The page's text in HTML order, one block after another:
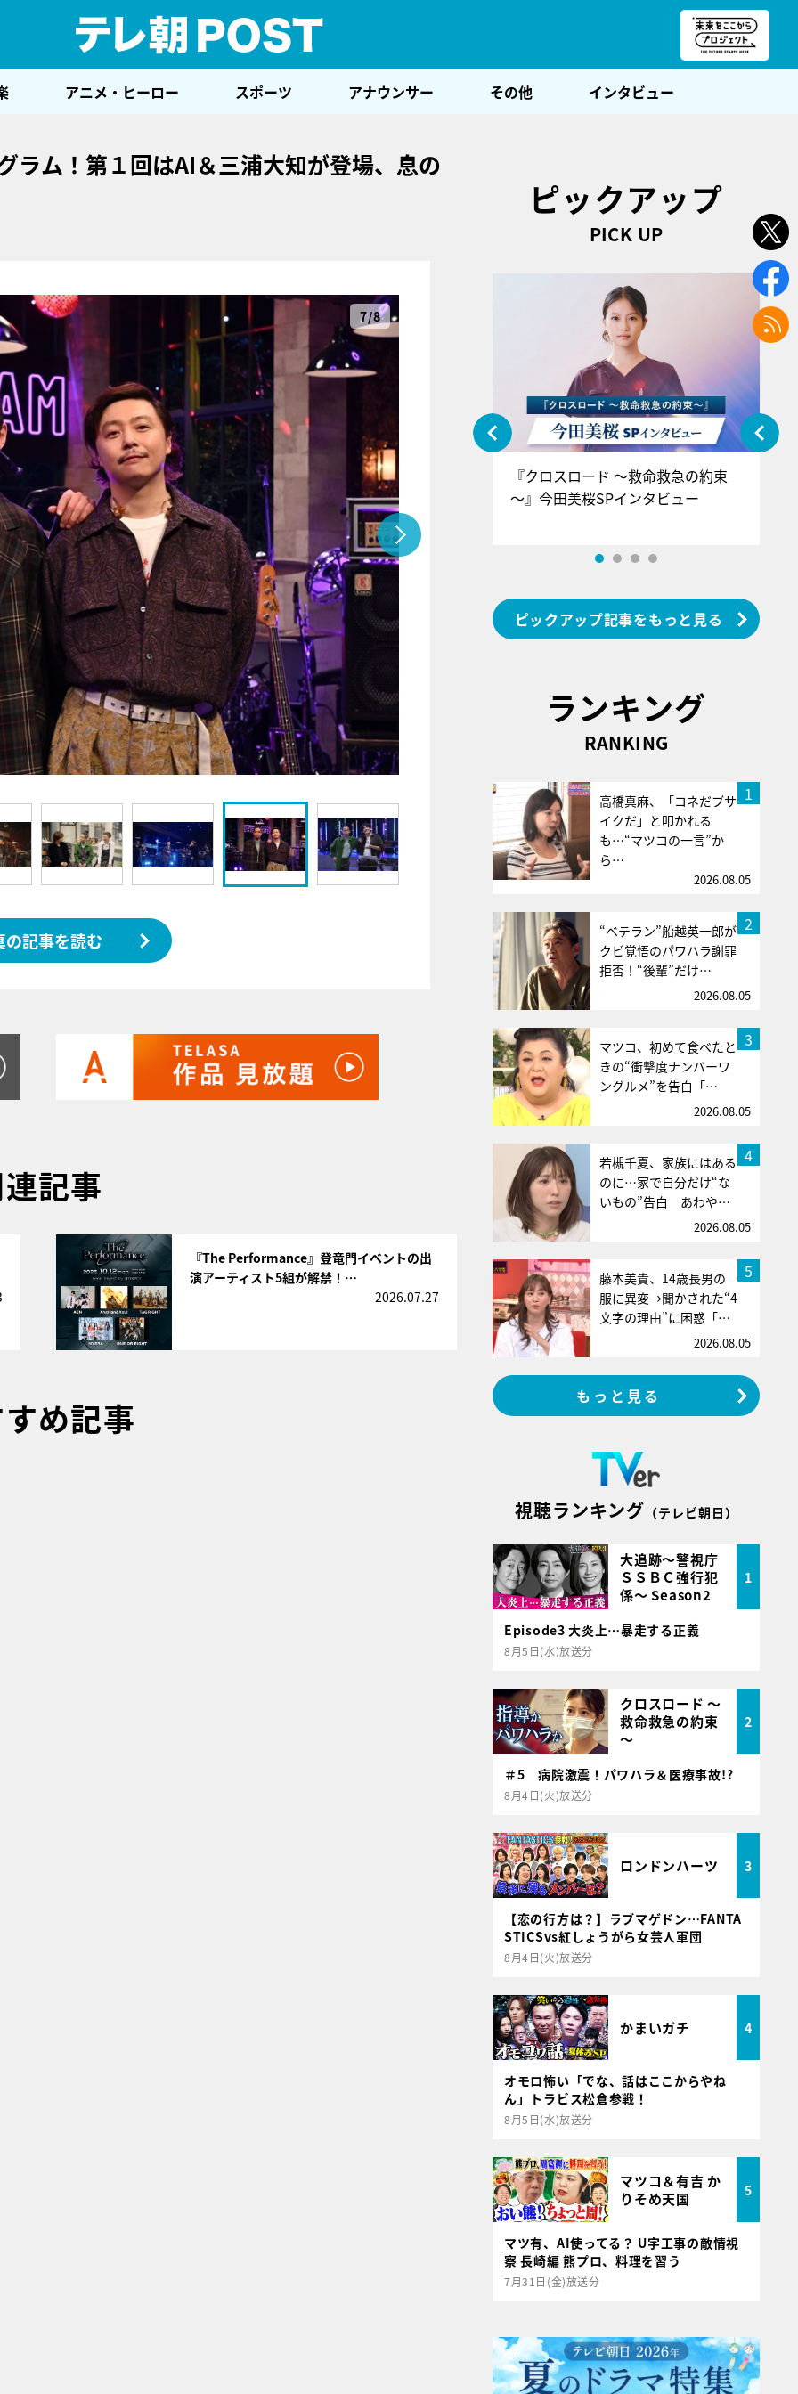
アニメ・ヒーロー スポーツ アナウンサー その他 インタビュー
ラム！第１回はAI＆三浦大知が登場、息の
7/8
の記事を読む
記事
『The Performance』登竜門イベントの出
演アーティスト5組が解禁！…
2026.07.27
め記事
ピックアップ
PICK UP
『アイ＝ラブ！げーみんぐ』＝LOV
E齋藤樹愛羅＆佐々木舞香SPインタ
ビュー
『クロスロード ～救命救急の約束
～』今田美桜SPインタビュー
ピックアップ記事をもっと見る
ランキング
RANKING
1
高橋真麻、「コネだブサ
イクだ」と叩かれる
も…“マツコの一言”か
ら…
2026.08.05
2
“ベテラン”船越英一郎が
クビ覚悟のパワハラ謝罪
拒否！“後輩”だけ…
2026.08.05
3
マツコ、初めて食べたと
きの“衝撃度ナンバーワ
ングルメ”を告白「…
2026.08.05
4
若槻千夏、家族にはある
のに…家で自分だけ“な
いもの”告白 あわや…
2026.08.05
5
藤本美貴、14歳長男の
服に異変→聞かされた“4
文字の理由”に困惑「…
2026.08.05
もっと見る
視聴ランキング （テレビ朝日）
大追跡～警視庁
ＳＳＢＣ強行犯
係～ Season2
1
Episode3 大炎上…暴走する正義
8月5日(水)放送分
クロスロード ～
救命救急の約束
～
2
＃5 病院激震！パワハラ＆医療事故!?
8月4日(火)放送分
ロンドンハーツ 3
【恋の行方は？】ラブマゲドン…FANTA
STICSvs紅しょうがら女芸人軍団
8月4日(火)放送分
かまいガチ 4
オモロ怖い「でな、話はここからやね
ん」トラビス松倉参戦！
8月5日(水)放送分
マツコ＆有吉 か
りそめ天国
5
マツ有、AI使ってる？ U字工事の敵情視
察 長崎編 熊プロ、料理を習う
7月31日(金)放送分